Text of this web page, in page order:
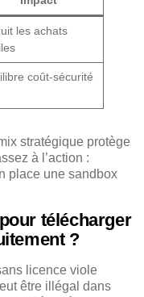
les achats
coût-sécurité
stratégique protège
à l’action :
place une sandbox
télécharger
?
licence viole
être illégal dans